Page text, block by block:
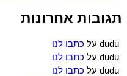
תגובות אחרונות
dudu על כתבו לנו
dudu על כתבו לנו
dudu על כתבו לנו